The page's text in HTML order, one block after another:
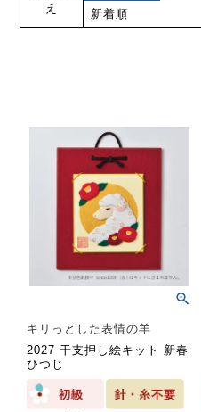
え
新着順
キリっとした表情の羊
2027 干支押し絵キット 新春
ひつじ